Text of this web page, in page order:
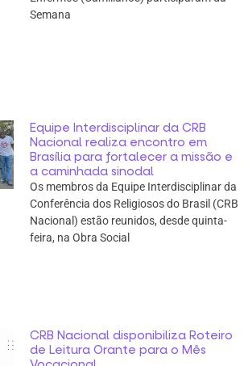
Semana
Equipe Interdisciplinar da CRB
Nacional realiza encontro em
Brasília para fortalecer a missão e
a caminhada sinodal
Os membros da Equipe Interdisciplinar da
Conferência dos Religiosos do Brasil (CRB
Nacional) estão reunidos, desde quinta-
feira, na Obra Social
CRB Nacional disponibiliza Roteiro
de Leitura Orante para o Mês